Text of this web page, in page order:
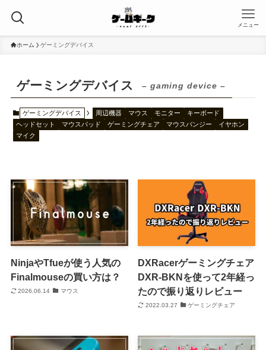
メニュー
ホーム ゲーミングデバイス
ゲーミングデバイス – gaming device –
ゲーミングデバイス 周辺機器 マウス モニター
キーボード
ヘッドセット
マウスパッド ゲーミングチェア マウスバンジー
イヤホン
マイク
NinjaやTfueが使う人気の
Finalmouseの買い方は？
2026.06.14 マウス
DXRacerゲーミングチェア
DXR-BKNを使って2年経っ
たので振り返りレビュー
2022.03.27 ゲーミングチェア